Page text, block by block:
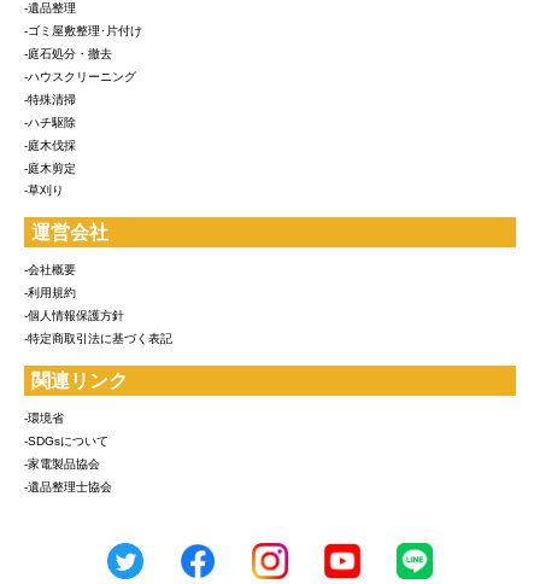
-遺品整理
-ゴミ屋敷整理･片付け
-庭石処分・撤去
-ハウスクリーニング
-特殊清掃
-ハチ駆除
-庭木伐採
-庭木剪定
-草刈り
運営会社
-会社概要
-利用規約
-個人情報保護方針
-特定商取引法に基づく表記
関連リンク
-環境省
-SDGsについて
-家電製品協会
-遺品整理士協会